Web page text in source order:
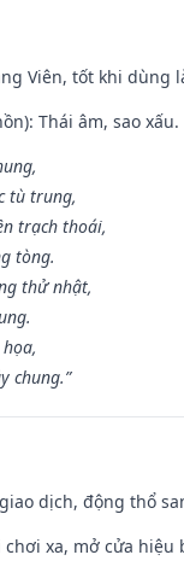
Viên, tốt khi dùng
Thái âm, sao
tù trung,
trạch thoái,
tòng.
thử nhật,
chung.”
dịch, động thổ
chơi xa, mở cửa hiệu